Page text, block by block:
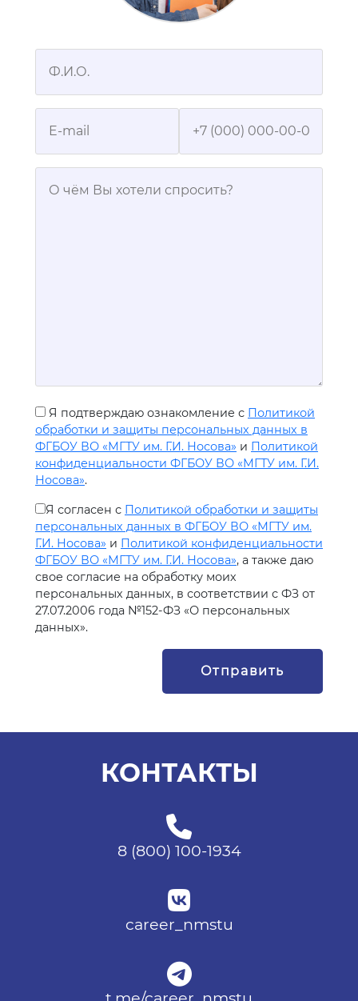
Я подтверждаю ознакомление с Политикой
обработки и защиты персональных данных в
ФГБОУ ВО «МГТУ им. Г.И. Носова» и Политикой
конфиденциальности ФГБОУ ВО «МГТУ им. Г.И.
Носова».
Я согласен с Политикой обработки и защиты
персональных данных в ФГБОУ ВО «МГТУ им.
Г.И. Носова» и Политикой конфиденциальности
ФГБОУ ВО «МГТУ им. Г.И. Носова», а также даю
свое согласие на обработку моих
персональных данных, в соответствии с ФЗ от
27.07.2006 года №152-ФЗ «О персональных
данных».
КОНТАКТЫ
8 (800) 100-1934
career_nmstu